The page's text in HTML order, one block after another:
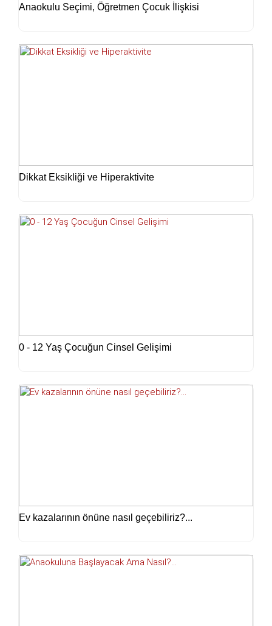
Anaokulu Seçimi, Öğretmen Çocuk İlişkisi
Dikkat Eksikliği ve Hiperaktivite
0 - 12 Yaş Çocuğun Cinsel Gelişimi
Ev kazalarının önüne nasıl geçebiliriz?...